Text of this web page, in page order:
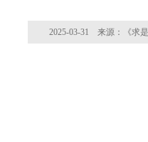
2025-03-31 来源：《求是